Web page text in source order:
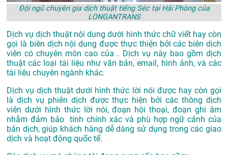
Đội ngũ chuyên gia dịch thuật tiếng Séc tại Hải Phòng của
LONGANTRANS
Dịch vụ dịch thuật nội dung dưới hình thức chữ viết hay còn
gọi là biên dịch nội dung được thực thiện bởi các biên dịch
viên có chuyên môn cao của . Dịch vụ này bao gồm dịch
thuật các loại tài liệu như văn bản, email, hình ảnh, và các
tài liệu chuyên ngành khác.
Dịch vụ dịch thuật dưới hình thức lời nói được hay còn gọi
là dịch vụ phiên dịch được thực hiện bởi các thông dịch
viên dưới hình thức lời nói, đoạn hội thoại, đoạn ghi âm
nhằm đảm bảo tính chính xác và phù hợp ngữ cảnh của
bản dịch, giúp khách hàng dễ dàng sử dụng trong các giao
dịch và hoạt động quốc tế.